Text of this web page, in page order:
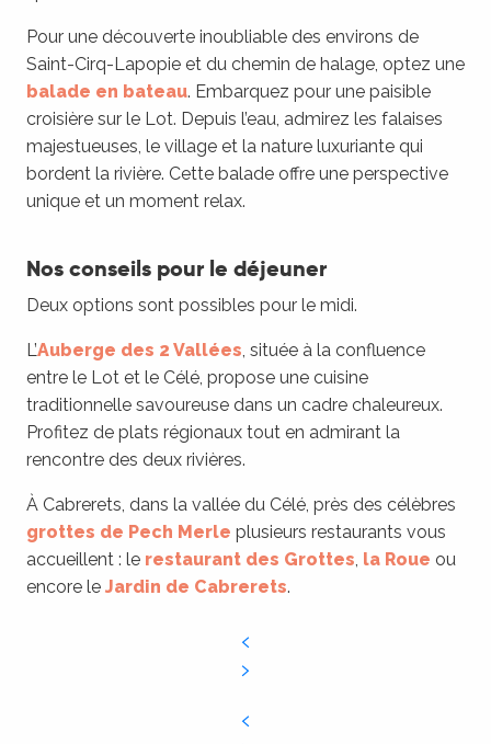
Pour une découverte inoubliable des environs de
Saint-Cirq-Lapopie et du chemin de halage, optez une
balade en bateau. Embarquez pour une paisible
croisière sur le Lot. Depuis l’eau, admirez les falaises
majestueuses, le village et la nature luxuriante qui
bordent la rivière. Cette balade offre une perspective
unique et un moment relax.
Nos conseils pour le déjeuner
Deux options sont possibles pour le midi.
L’Auberge des 2 Vallées, située à la confluence
entre le Lot et le Célé, propose une cuisine
traditionnelle savoureuse dans un cadre chaleureux.
Profitez de plats régionaux tout en admirant la
rencontre des deux rivières.
À Cabrerets, dans la vallée du Célé, près des célèbres
grottes de Pech Merle plusieurs restaurants vous
accueillent : le restaurant des Grottes, la Roue ou
encore le Jardin de Cabrerets.